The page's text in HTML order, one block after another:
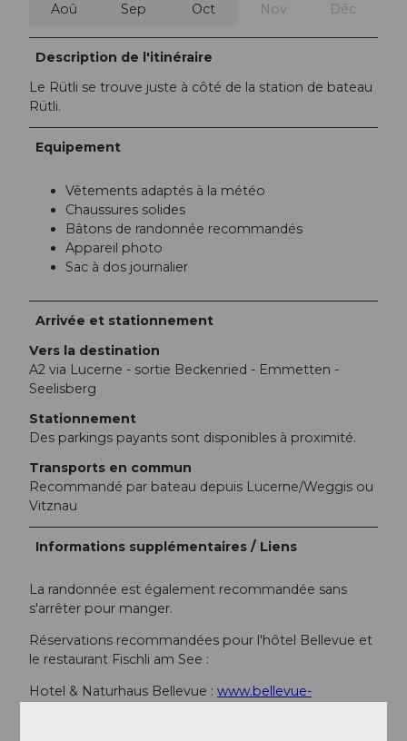
Aoû Sep Oct Nov Déc
Description de l'itinéraire
Le Rütli se trouve juste à côté de la station de bateau
Rütli.
Equipement
Vêtements adaptés à la météo
Chaussures solides
Bâtons de randonnée recommandés
Appareil photo
Sac à dos journalier
Arrivée et stationnement
Vers la destination
A2 via Lucerne - sortie Beckenried - Emmetten -
Seelisberg
Stationnement
Des parkings payants sont disponibles à proximité.
Transports en commun
Recommandé par bateau depuis Lucerne/Weggis ou
Vitznau
Informations supplémentaires / Liens
La randonnée est également recommandée sans
s'arrêter pour manger.
Réservations recommandées pour l'hôtel Bellevue et
le restaurant Fischli am See :
Hotel & Naturhaus Bellevue : www.bellevue-